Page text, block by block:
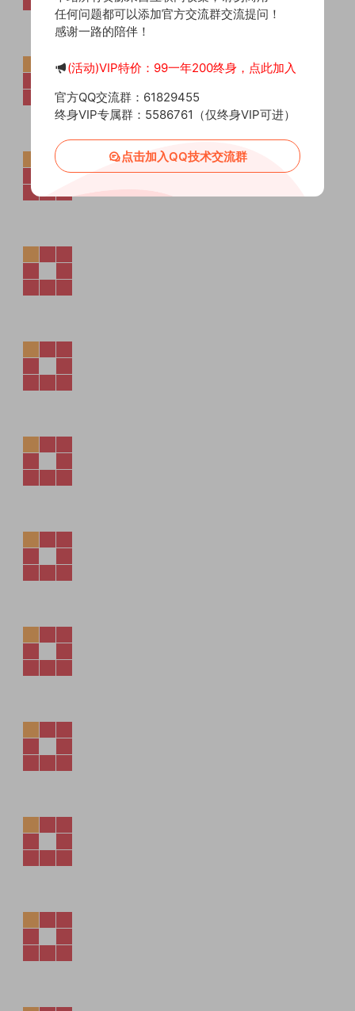
任何问题都可以添加官方交流群交流提问！
感谢一路的陪伴！
(活动)VIP特价：99一年200终身，点此加入
官方QQ交流群：61829455
终身VIP专属群：5586761（仅终身VIP可进）
点击加入QQ技术交流群